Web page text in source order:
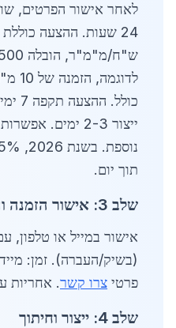
לאחר אישור הפרטים,
ייצור 2-3 ימים.
תוך יום.
שלב 3: אישור הזמנה והפקדת מקדמה
(בשיק/העברה). זמן:
פרטי צרו קשר. אחריות
שלב 4: ייצור וחיתוך